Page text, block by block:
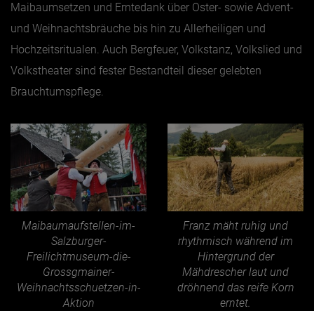
Maibaumsetzen und Erntedank über Oster- sowie Advent-
und Weihnachtsbräuche bis hin zu Allerheiligen und
Hochzeitsritualen. Auch Bergfeuer, Volkstanz, Volkslied und
Volkstheater sind fester Bestandteil dieser gelebten
Brauchtumspflege.
Maibaumaufstellen-im-
Salzburger-
Freilichtmuseum-die-
Grossgmainer-
Weihnachtsschuetzen-in-
Aktion
Franz mäht ruhig und
rhythmisch während im
Hintergrund der
Mähdrescher laut und
dröhnend das reife Korn
erntet.